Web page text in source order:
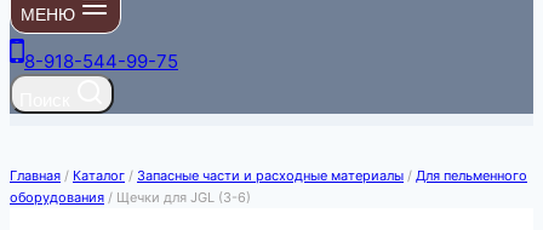
МЕНЮ
8-918-544-99-75
Главная / Каталог / Запасные части и расходные материалы / Для пельменного
оборудования / Щечки для JGL (3-6)